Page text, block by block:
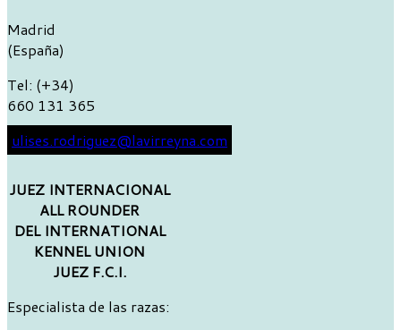
Madrid
(España)
Tel: (+34)
660 131 365
ulises.rodriguez@lavirreyna.com
JUEZ INTERNACIONAL
ALL ROUNDER
DEL INTERNATIONAL
KENNEL UNION
JUEZ F.C.I.
Especialista de las razas: